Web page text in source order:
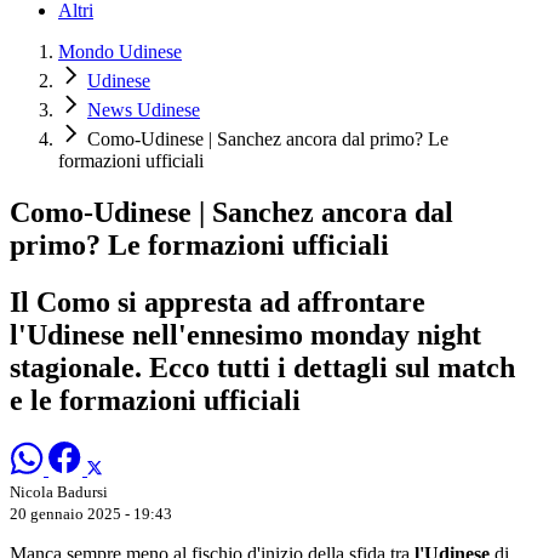
Altri
Mondo Udinese
Udinese
News Udinese
Como-Udinese | Sanchez ancora dal primo? Le
formazioni ufficiali
Como-Udinese | Sanchez ancora dal
primo? Le formazioni ufficiali
Il Como si appresta ad affrontare
l'Udinese nell'ennesimo monday night
stagionale. Ecco tutti i dettagli sul match
e le formazioni ufficiali
Nicola Badursi
20 gennaio 2025 - 19:43
Manca sempre meno al fischio d'inizio della sfida tra l'Udinese di